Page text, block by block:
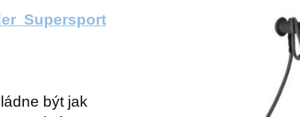
Supersport
být jak